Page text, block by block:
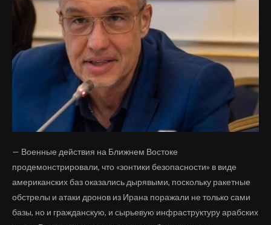
— Военные действия на Ближнем Востоке
продемонстрировали, что «зонтики безопасности» в виде
американских баз оказались дырявыми, поскольку ракетные
обстрелы и атаки дронов из Ирана поражали не только сами
базы, но и гражданскую, и сырьевую инфраструктуру арабских